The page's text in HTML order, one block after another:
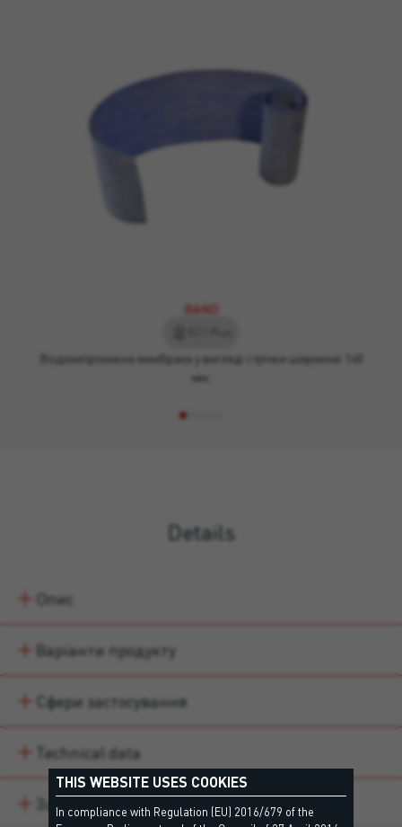
BAND
Водонепроникна мембрана у вигляді стрічки шириною 140
мм.
Details
Опис
Варіанти продукту
Сфери застосування
Technical data
Завантаження
THIS WEBSITE USES COOKIES
In compliance with Regulation (EU) 2016/679 of the